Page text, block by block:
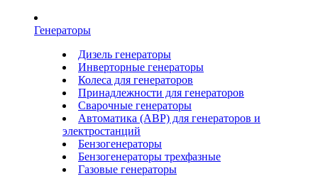
Генераторы
Дизель генераторы
Инверторные генераторы
Колеса для генераторов
Принадлежности для генераторов
Сварочные генераторы
Автоматика (АВР) для генераторов и
электростанций
Бензогенераторы
Бензогенераторы трехфазные
Газовые генераторы